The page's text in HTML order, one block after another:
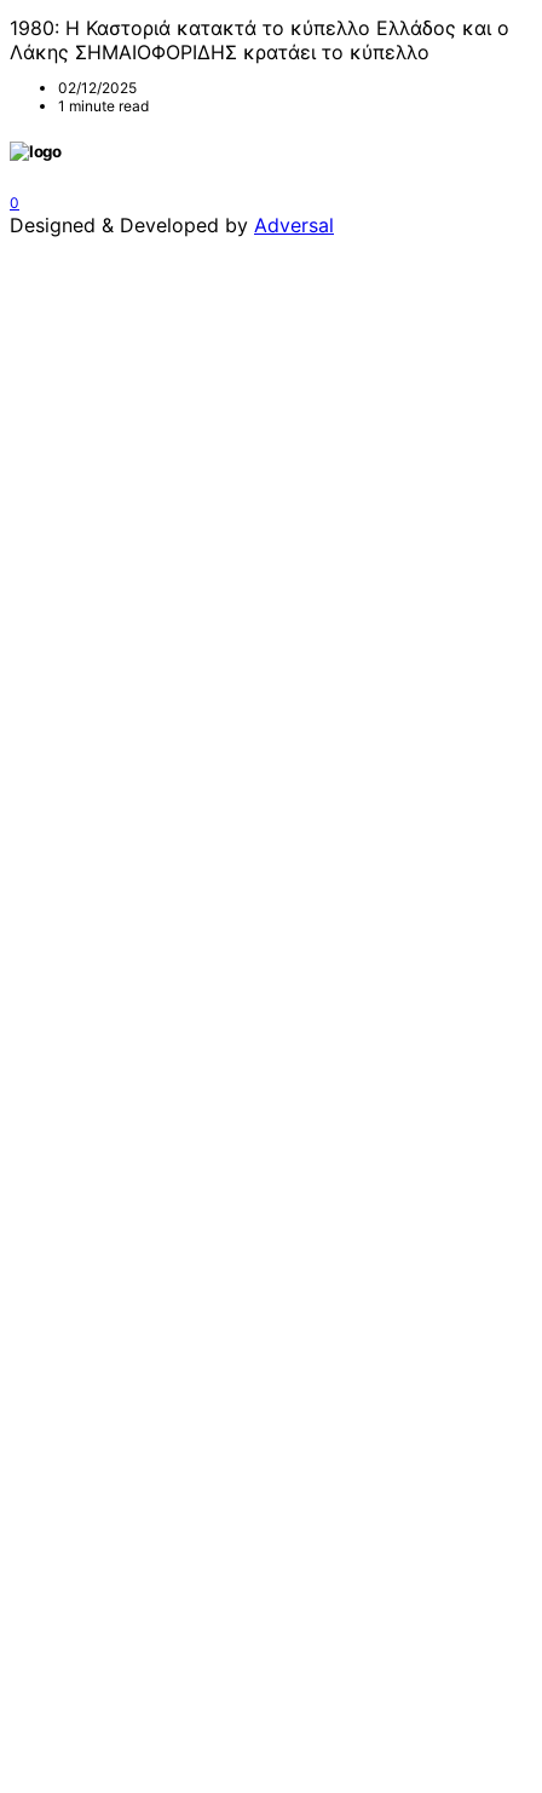
1980: Η Καστοριά κατακτά το κύπελλο Ελλάδος και ο
Λάκης ΣΗΜΑΙΟΦΟΡΙΔΗΣ κρατάει το κύπελλο
02/12/2025
1 minute read
0
Designed & Developed by Adversal